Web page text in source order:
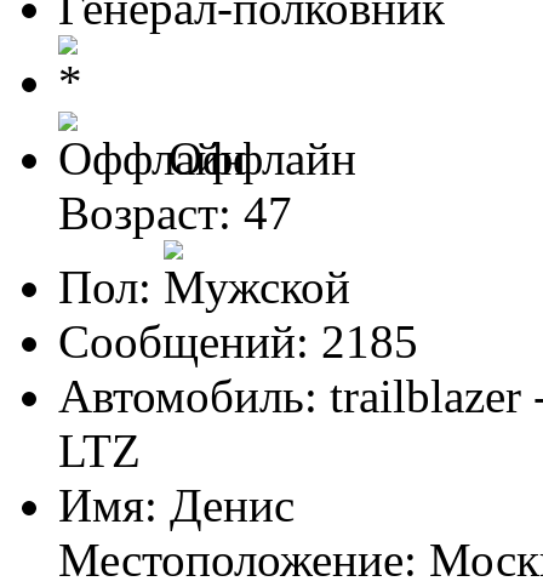
Оффлайн
Возраст: 47
Пол:
Сообщений: 2185
Автомобиль:
LTZ
Имя: Денис
Местоположение: